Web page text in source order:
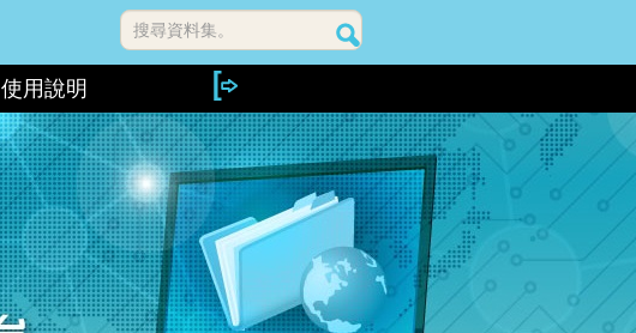
搜尋資料集。
使用說明